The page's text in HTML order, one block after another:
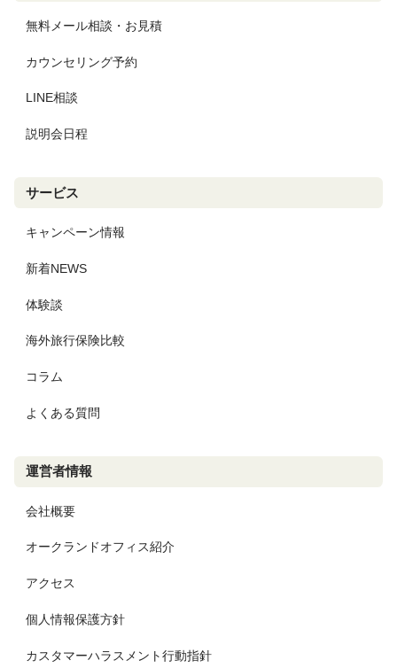
無料メール相談・お見積
カウンセリング予約
LINE相談
説明会日程
サービス
キャンペーン情報
新着NEWS
体験談
海外旅行保険比較
コラム
よくある質問
運営者情報
会社概要
オークランドオフィス紹介
アクセス
個人情報保護方針
カスタマーハラスメント行動指針